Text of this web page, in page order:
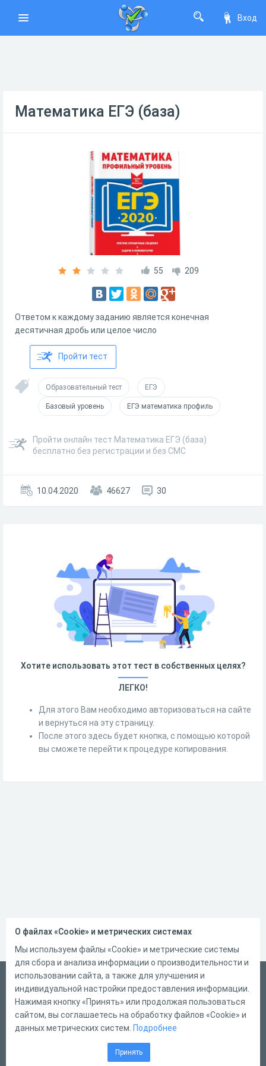
Вход
Математика ЕГЭ (база)
55 209
Ответом к каждому заданию является конечная
десятичная дробь или целое число
Пройти тест
Образовательный тест ЕГЭ
Базовый уровень ЕГЭ математика профиль
Пройти онлайн тест Математика ЕГЭ (база)
бесплатно без регистрации и без СМС
10.04.2020 46627 30
Хотите использовать этот тест в собственных целях?
ЛЕГКО!
Для этого Вам необходимо авторизоваться на сайте
и вернуться на эту страницу.
После этого здесь будет кнопка, с помощью которой
вы сможете перейти к процедуре копирования.
Русский
Справка
Форма обратной связи
О файлах «Cookie» и метрических системах
Мы используем файлы «Cookie» и метрические системы
для сбора и анализа информации о производительности и
использовании сайта, а также для улучшения и
индивидуальной настройки предоставления информации.
Нажимая кнопку «Принять» или продолжая пользоваться
сайтом, вы соглашаетесь на обработку файлов «Cookie» и
данных метрических систем. Подробнее
Принять